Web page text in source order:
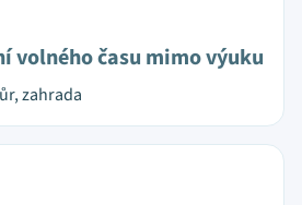
volného času mimo výuku
zahrada